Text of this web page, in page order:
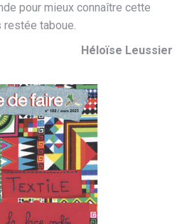
pour mieux connaître cette
taboue.
Héloïse Leussier